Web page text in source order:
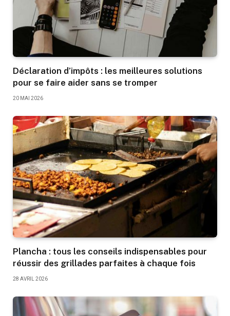
Déclaration d’impôts : les meilleures solutions
pour se faire aider sans se tromper
20 MAI 2026
Plancha : tous les conseils indispensables pour
réussir des grillades parfaites à chaque fois
28 AVRIL 2026